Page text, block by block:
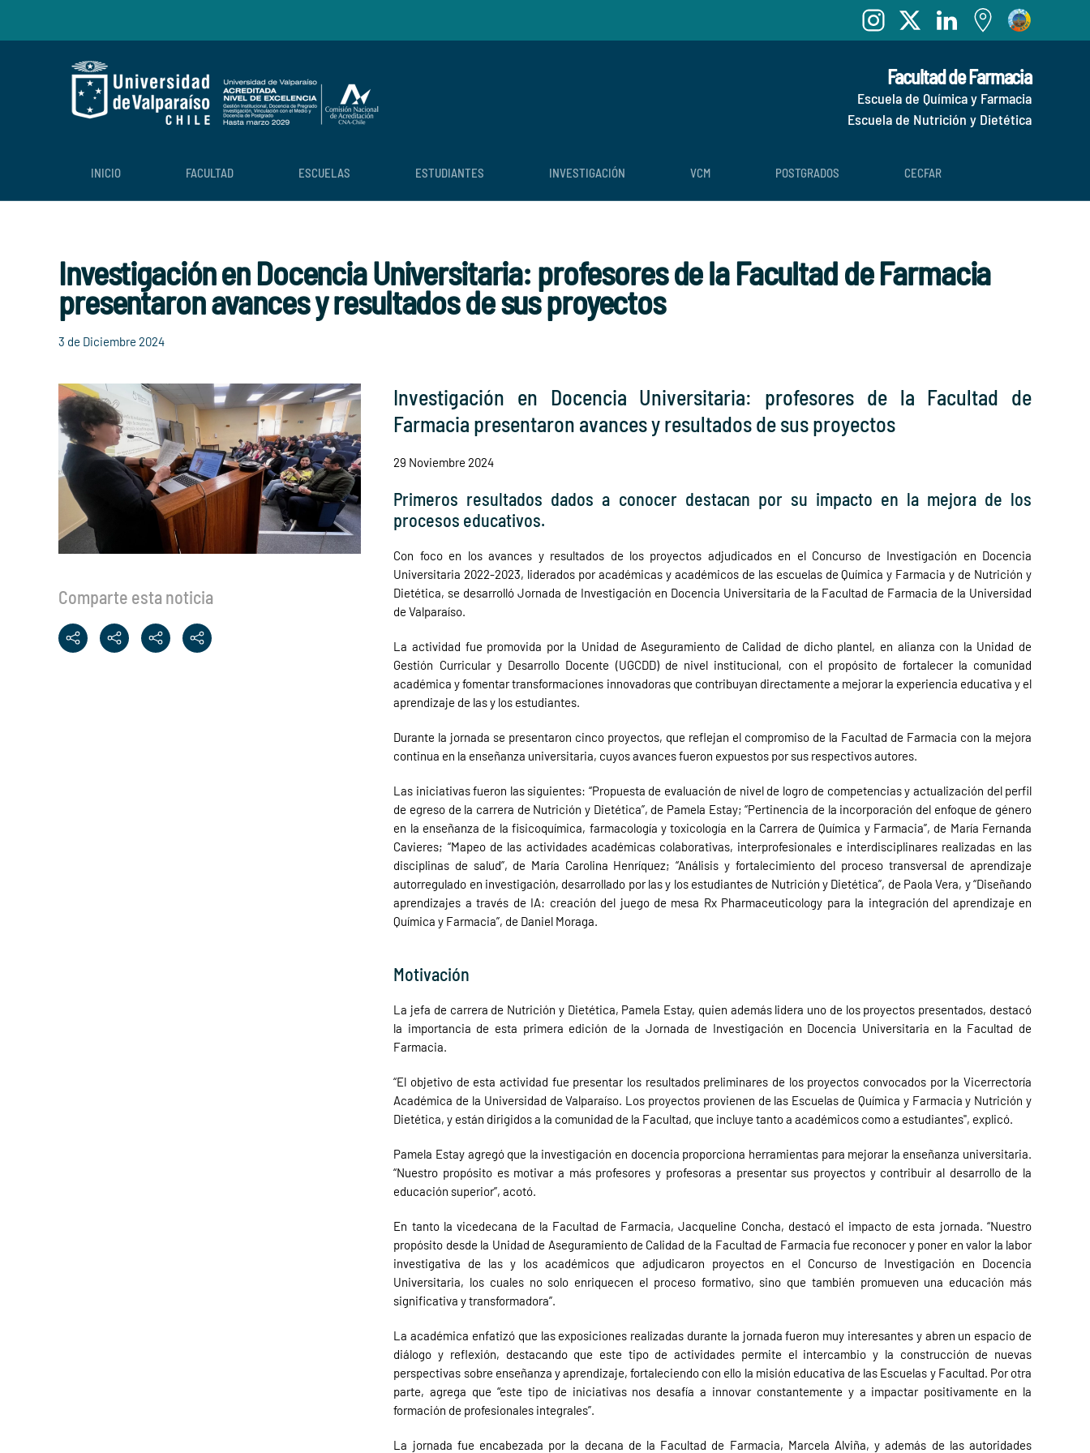
Skip to main content
Facultad de Farmacia
Escuela de Química y Farmacia
Escuela de Nutrición y Dietética
INICIO FACULTAD ESCUELAS ESTUDIANTES INVESTIGACIÓN VCM POSTGRADOS CECFAR
Investigación en Docencia Universitaria: profesores de la Facultad de Farmacia
presentaron avances y resultados de sus proyectos
3 de Diciembre 2024
Comparte esta noticia
Investigación en Docencia Universitaria: profesores de la Facultad de
Farmacia presentaron avances y resultados de sus proyectos
29 Noviembre 2024
Primeros resultados dados a conocer destacan por su impacto en la mejora de los
procesos educativos.
Con foco en los avances y resultados de los proyectos adjudicados en el Concurso de Investigación en Docencia
Universitaria 2022-2023, liderados por académicas y académicos de las escuelas de Química y Farmacia y de Nutrición y
Dietética, se desarrolló Jornada de Investigación en Docencia Universitaria de la Facultad de Farmacia de la Universidad
de Valparaíso.
La actividad fue promovida por la Unidad de Aseguramiento de Calidad de dicho plantel, en alianza con la Unidad de
Gestión Curricular y Desarrollo Docente (UGCDD) de nivel institucional, con el propósito de fortalecer la comunidad
académica y fomentar transformaciones innovadoras que contribuyan directamente a mejorar la experiencia educativa y el
aprendizaje de las y los estudiantes.
Durante la jornada se presentaron cinco proyectos, que reflejan el compromiso de la Facultad de Farmacia con la mejora
continua en la enseñanza universitaria, cuyos avances fueron expuestos por sus respectivos autores.
Las iniciativas fueron las siguientes: “Propuesta de evaluación de nivel de logro de competencias y actualización del perfil
de egreso de la carrera de Nutrición y Dietética”, de Pamela Estay; “Pertinencia de la incorporación del enfoque de género
en la enseñanza de la fisicoquímica, farmacología y toxicología en la Carrera de Química y Farmacia”, de María Fernanda
Cavieres; “Mapeo de las actividades académicas colaborativas, interprofesionales e interdisciplinares realizadas en las
disciplinas de salud”, de María Carolina Henríquez; “Análisis y fortalecimiento del proceso transversal de aprendizaje
autorregulado en investigación, desarrollado por las y los estudiantes de Nutrición y Dietética”, de Paola Vera, y “Diseñando
aprendizajes a través de IA: creación del juego de mesa Rx Pharmaceuticology para la integración del aprendizaje en
Química y Farmacia”, de Daniel Moraga.
Motivación
La jefa de carrera de Nutrición y Dietética, Pamela Estay, quien además lidera uno de los proyectos presentados, destacó
la importancia de esta primera edición de la Jornada de Investigación en Docencia Universitaria en la Facultad de
Farmacia.
“El objetivo de esta actividad fue presentar los resultados preliminares de los proyectos convocados por la Vicerrectoría
Académica de la Universidad de Valparaíso. Los proyectos provienen de las Escuelas de Química y Farmacia y Nutrición y
Dietética, y están dirigidos a la comunidad de la Facultad, que incluye tanto a académicos como a estudiantes", explicó.
Pamela Estay agregó que la investigación en docencia proporciona herramientas para mejorar la enseñanza universitaria.
“Nuestro propósito es motivar a más profesores y profesoras a presentar sus proyectos y contribuir al desarrollo de la
educación superior”, acotó.
En tanto la vicedecana de la Facultad de Farmacia, Jacqueline Concha, destacó el impacto de esta jornada. “Nuestro
propósito desde la Unidad de Aseguramiento de Calidad de la Facultad de Farmacia fue reconocer y poner en valor la labor
investigativa de las y los académicos que adjudicaron proyectos en el Concurso de Investigación en Docencia
Universitaria, los cuales no solo enriquecen el proceso formativo, sino que también promueven una educación más
significativa y transformadora”.
La académica enfatizó que las exposiciones realizadas durante la jornada fueron muy interesantes y abren un espacio de
diálogo y reflexión, destacando que este tipo de actividades permite el intercambio y la construcción de nuevas
perspectivas sobre enseñanza y aprendizaje, fortaleciendo con ello la misión educativa de las Escuelas y Facultad. Por otra
parte, agrega que “este tipo de iniciativas nos desafía a innovar constantemente y a impactar positivamente en la
formación de profesionales integrales”.
La jornada fue encabezada por la decana de la Facultad de Farmacia, Marcela Alviña, y además de las autoridades